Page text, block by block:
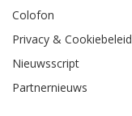
Colofon
Privacy & Cookiebeleid
Nieuwsscript
Partnernieuws